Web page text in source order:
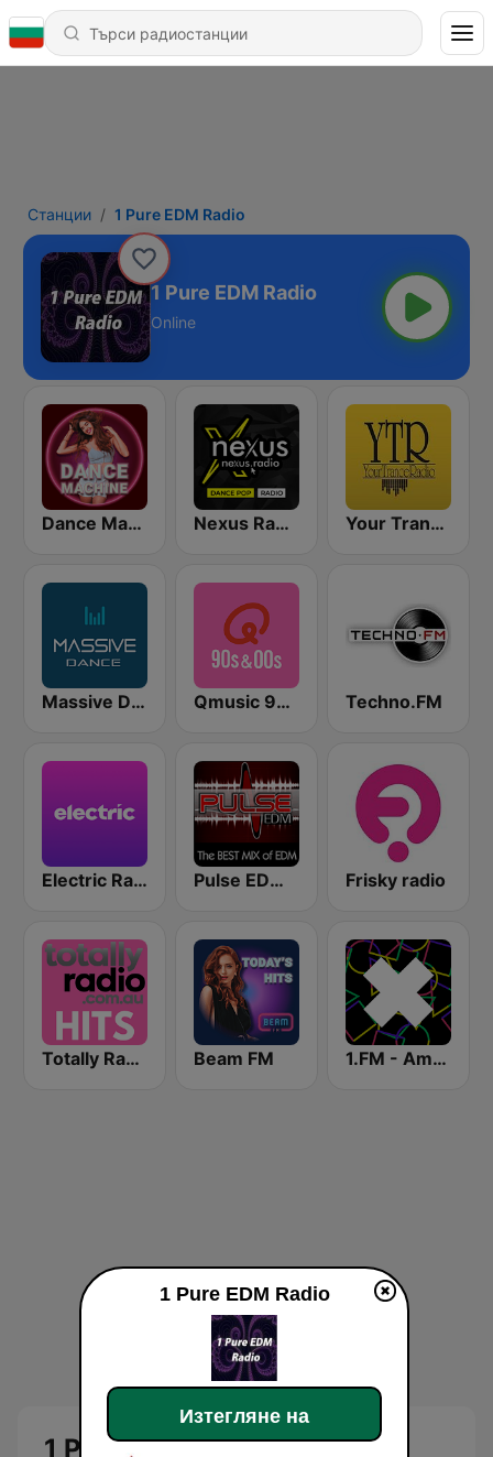
Станции 1 Pure EDM Radio
1 Pure EDM Radio
Online
Dance Machine Nexus Radio Dance Your Trance Radio
Massive Dance Qmusic 90's & 00's Techno.FM
Electric Radio Pulse EDM Dance Music Frisky radio
Totally Radio Hits Beam FM 1.FM - Amsterdam Trance
1 Pure EDM Radio
1 Pure EDM Radio
Изтегляне на